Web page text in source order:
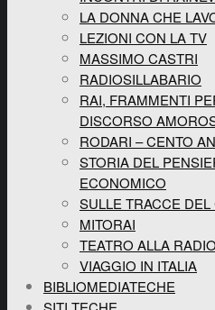
LA DONNA CHE
LEZIONI CON LA TV
MASSIMO CASTRI
RADIOSILLABARIO
RAI, FRAMMENTI
DISCORSO
RODARI – CENTO
STORIA DEL
ECONOMICO
SULLE TRACCE
MITORAI
TEATRO ALLA RADIO
VIAGGIO IN ITALIA
BIBLIOMEDIATECHE